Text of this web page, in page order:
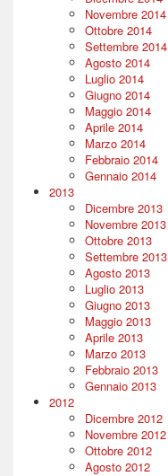
Novembre 2014
Ottobre 2014
Settembre 2014
Agosto 2014
Luglio 2014
Giugno 2014
Maggio 2014
Aprile 2014
Marzo 2014
Febbraio 2014
Gennaio 2014
2013
Dicembre 2013
Novembre 2013
Ottobre 2013
Settembre 2013
Agosto 2013
Luglio 2013
Giugno 2013
Maggio 2013
Aprile 2013
Marzo 2013
Febbraio 2013
Gennaio 2013
2012
Dicembre 2012
Novembre 2012
Ottobre 2012
Agosto 2012